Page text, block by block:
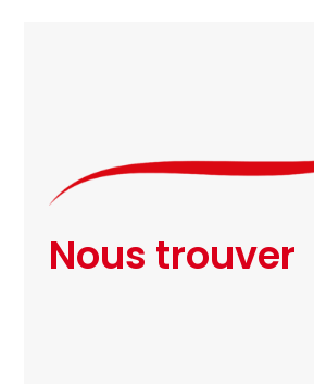
Nous trouver